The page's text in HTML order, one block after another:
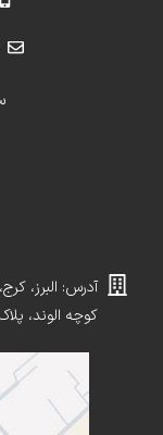
آدرس: البرز،
کوچه الوند، پلاک